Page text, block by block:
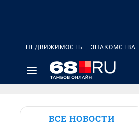
НЕДВИЖИМОСТЬ ЗНАКОМСТВА
ВСЕ НОВОСТИ